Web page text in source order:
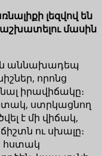
լեզվով են
մասին
աննախադեպ
որոնց
իրավիճակը։
ստրկացնող
է մի վիճակ,
ու սխալը։
հստակ